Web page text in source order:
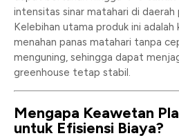
intensitas sinar matahari di daerah
Kelebihan utama produk ini adalah
menahan panas matahari tanpa
menguning, sehingga dapat
greenhouse tetap stabil.
Mengapa Keawetan
untuk Efisiensi Biaya?